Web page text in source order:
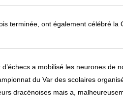
terminée, ont également célébré
a mobilisé les neurones de
du Var des scolaires
dracénoises mais a,